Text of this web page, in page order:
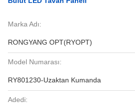
Marka Adı:
RONGYANG OPT(RYOPT)
Model Numarası:
RY801230-Uzaktan Kumanda
Adedi: